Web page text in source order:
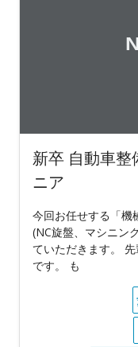
新卒 自動車
ニア
今回お任せする「機
(NC旋盤、マシニン
ていただきます。
です。 も